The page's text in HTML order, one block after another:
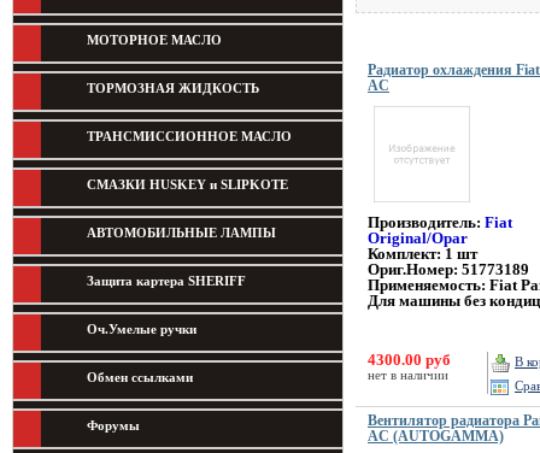
МОТОРНОЕ МАСЛО
ТОРМОЗНАЯ ЖИДКОСТЬ
ТРАНСМИССИОННОЕ МАСЛО
СМАЗКИ HUSKEY и SLIPKOTE
АВТОМОБИЛЬНЫЕ ЛАМПЫ
Защита картера SHERIFF
Оч.Умелые ручки
Обмен ссылками
Форумы
Радиатор охлаждения
AC
Производитель: Fiat
Original/Opar
Комплект: 1 шт
Ориг.Номер: 51773189
Применяемость: Fiat
Для машины без
4300.00 руб
нет в наличии
В
Вентилятор радиатора
AC (AUTOGAMMA)